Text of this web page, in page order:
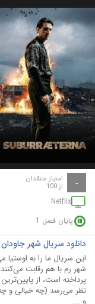
- امتیاز منتقدان
از 100
Netflix
پایان فصل 1
دانلود سریال شهر جاودان Suburræterna 2023
این سریال ما را به
شهر رم با هم رقابت
پرداخته است، از
نظر می‌رسد (چه خیالی و چه
و ...